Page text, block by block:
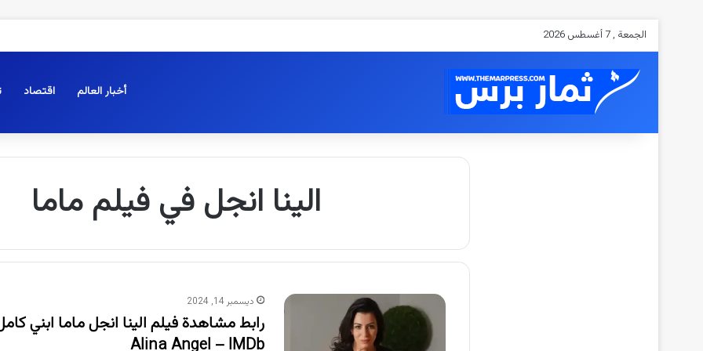
الجمعة , 7 أغسطس 2026
أخبار العالم اقتصاد
الينا انجل في فيلم ماما
ديسمبر 14, 2024
Alina Angel – IMDb